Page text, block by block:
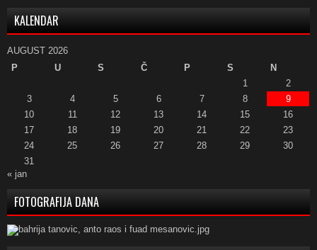
KALENDAR
AUGUST 2026
P
U S Č P S
N
1
2
3
4 5 6 7 8
9
10
11 12 13 14 15
16
17
18 19 20 21 22
23
24
25 26 27 28 29
30
31
« jan
FOTOGRAFIJA DANA